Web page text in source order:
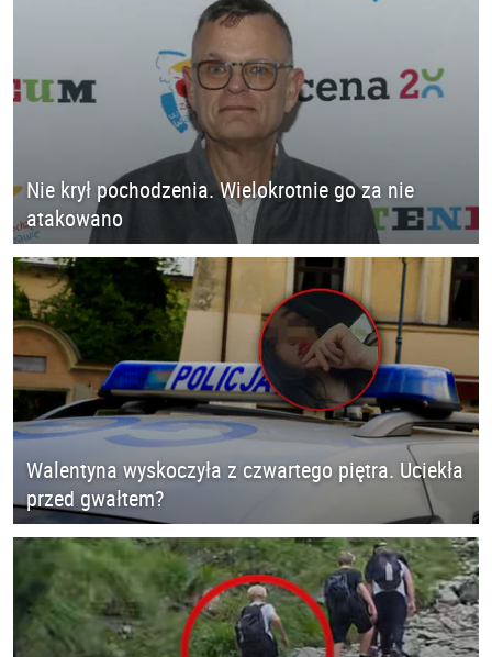
Nie krył pochodzenia. Wielokrotnie go za nie
atakowano
Walentyna wyskoczyła z czwartego piętra. Uciekła
przed gwałtem?